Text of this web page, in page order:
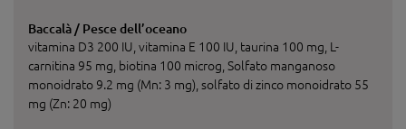
Baccalà / Pesce dell’oceano
vitamina D3 200 IU, vitamina E 100 IU, taurina 100 mg, L-
carnitina 95 mg, biotina 100 microg, Solfato manganoso
monoidrato 9.2 mg (Mn: 3 mg), solfato di zinco monoidrato 55
mg (Zn: 20 mg)